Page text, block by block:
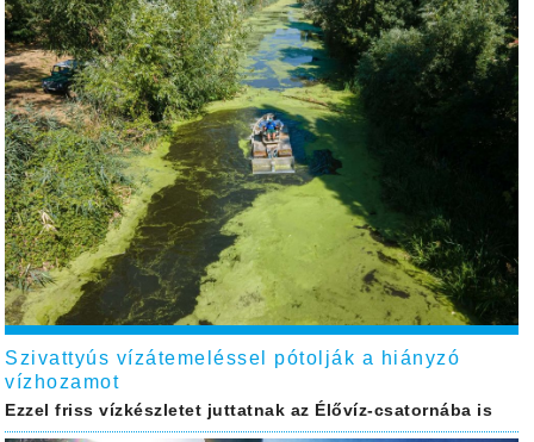
Szivattyús vízátemeléssel pótolják a hiányzó
vízhozamot
Ezzel friss vízkészletet juttatnak az Élővíz-csatornába is